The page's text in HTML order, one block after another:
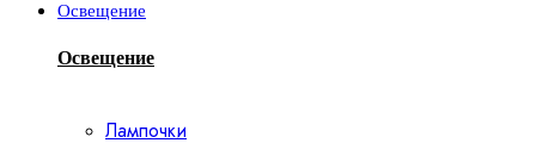
Освещение
Освещение
Лампочки